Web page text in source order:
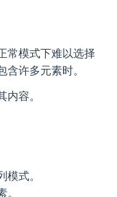
常模式下难以选择
许多元素时。
容。
式。